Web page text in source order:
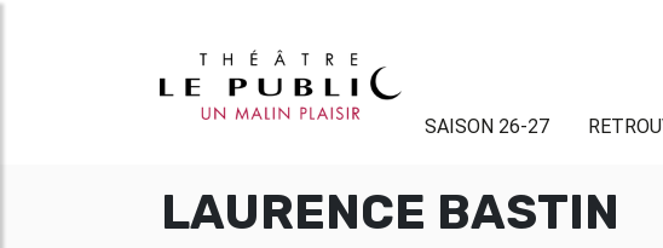
SAISON 26-27
LAURENCE BASTIN